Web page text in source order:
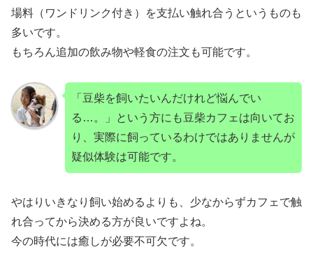
場料（ワンドリンク付き）を支払い触れ合うというものも
多いです。
もちろん追加の飲み物や軽食の注文も可能です。
「豆柴を飼いたいんだけれど悩んでい
る…。」という方にも豆柴カフェは向いてお
り、実際に飼っているわけではありませんが
疑似体験は可能です。
やはりいきなり飼い始めるよりも、少なからずカフェで触
れ合ってから決める方が良いですよね。
今の時代には癒しが必要不可欠です。